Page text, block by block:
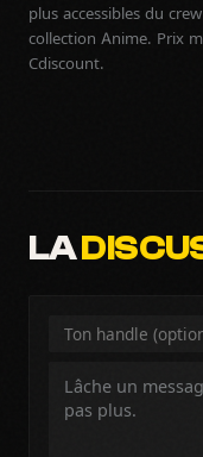
plus accessibles du
collection Anime. Prix
Cdiscount.
LA